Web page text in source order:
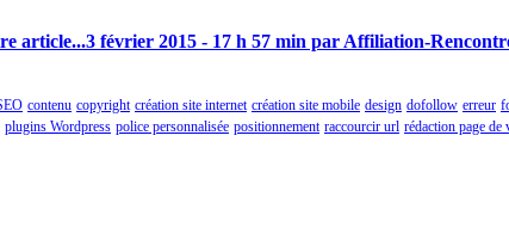
article...3 février 2015 - 17 h 57 min par Affiliation-
contenu copyright création site internet création site mobile design dofollow erreur
plugins Wordpress police personnalisée positionnement raccourcir url rédaction page de